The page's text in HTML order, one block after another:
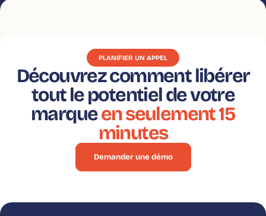
PLANIFIER UN APPEL
Découvrez comment libérer
tout le potentiel de votre
marqueen seulement 15
minutes
Demander une démo